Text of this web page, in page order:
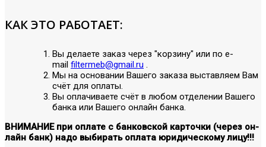
КАК ЭТО РАБОТАЕТ:
Вы делаете заказ через "корзину" или по е-
mail filtermeb@gmail.ru .
Мы на основании Вашего заказа выставляем Вам
счёт для оплаты.
Вы оплачиваете счёт в любом отделении Вашего
банка или Вашего онлайн банка.
ВНИМАНИЕ при оплате с банковской карточки (через он-
лайн банк) надо выбирать оплата юридическому лицу!!!